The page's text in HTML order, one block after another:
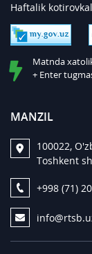
Haftalik
Matnda
+ Enter
MANZIL
100022,
Toshkent
+998 (71)